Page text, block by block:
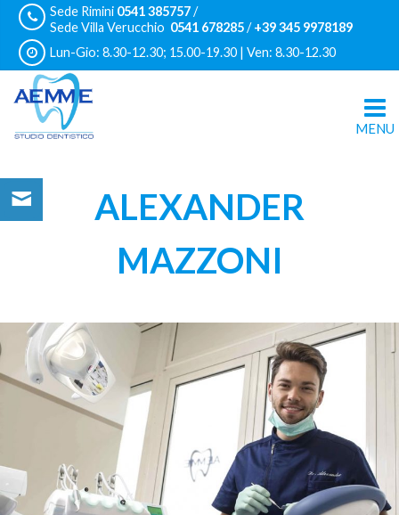
Sede Rimini 0541 385757/
Sede Villa Verucchio 0541 678285/+39 345 9978189
Lun-Gio: 8.30-12.30; 15.00-19.30 | Ven: 8.30-12.30
ALEXANDER
MAZZONI